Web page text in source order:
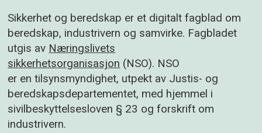
Sikkerhet og beredskap er et digitalt fagblad om
beredskap, industrivern og samvirke. Fagbladet
utgis av Næringslivets
sikkerhetsorganisasjon (NSO). NSO
er en tilsynsmyndighet, utpekt av Justis- og
beredskapsdepartementet, med hjemmel i
sivilbeskyttelsesloven § 23 og forskrift om
industrivern.